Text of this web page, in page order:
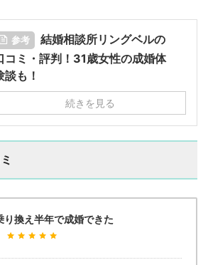
参考
結婚相談所リングベルの
コミ・評判！31歳女性の成婚体
談も！
続きを見る
り換え半年で成婚できた